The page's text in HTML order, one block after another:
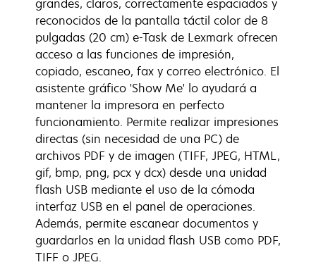
grandes, claros, correctamente espaciados y
reconocidos de la pantalla táctil color de 8
pulgadas (20 cm) e-Task de Lexmark ofrecen
acceso a las funciones de impresión,
copiado, escaneo, fax y correo electrónico. El
asistente gráfico 'Show Me' lo ayudará a
mantener la impresora en perfecto
funcionamiento. Permite realizar impresiones
directas (sin necesidad de una PC) de
archivos PDF y de imagen (TIFF, JPEG, HTML,
gif, bmp, png, pcx y dcx) desde una unidad
flash USB mediante el uso de la cómoda
interfaz USB en el panel de operaciones.
Además, permite escanear documentos y
guardarlos en la unidad flash USB como PDF,
TIFF o JPEG.